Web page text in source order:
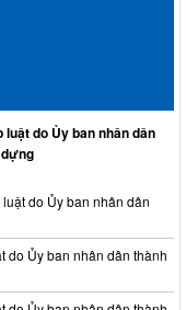
luật do Ủy ban nhân dân
do Ủy ban nhân dân
do Ủy ban nhân dân thành